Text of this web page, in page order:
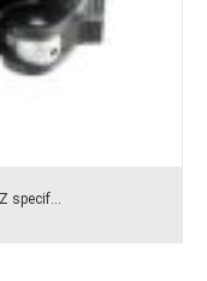
specif...